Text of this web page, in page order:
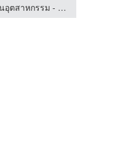
บริษัทจำหน่ายน้ำมันหล่อลื่นอุตสาหกรรม - วีวันออยล์เทค